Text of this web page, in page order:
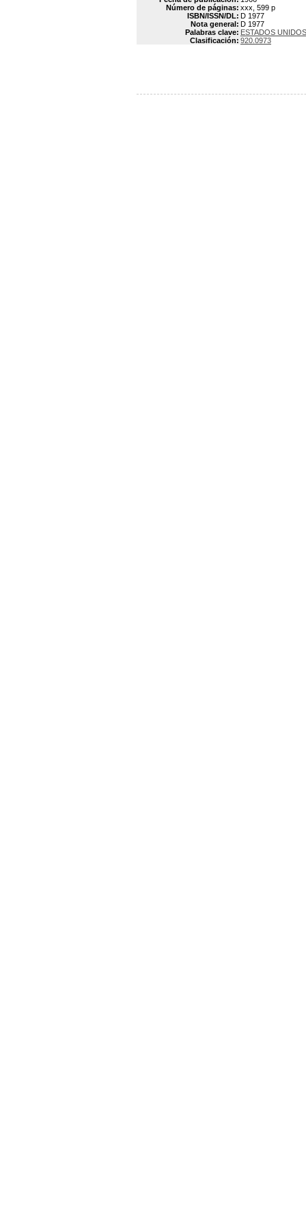
Número de páginas: xxx, 599 p
ISBN/ISSN/DL: D 1977
Nota general: D 1977
Palabras clave: ESTADOS
Clasificación: 920.0973